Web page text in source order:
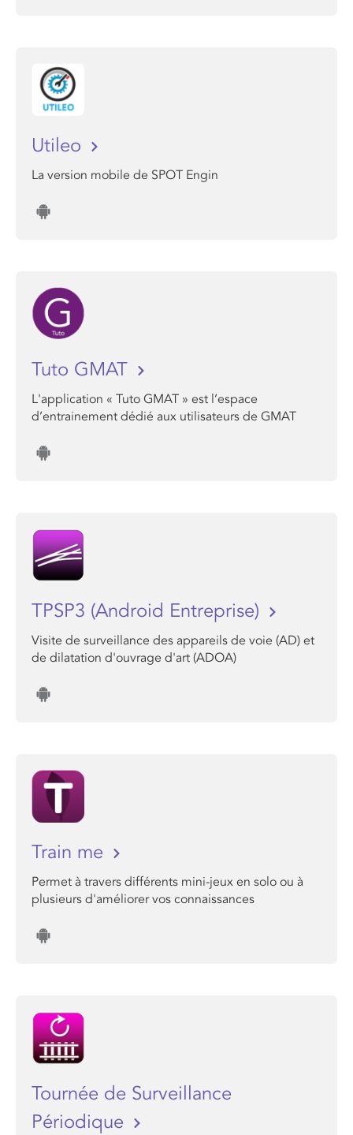
Utileo
La version mobile de SPOT Engin
Tuto GMAT
L'application « Tuto GMAT » est l’espace
d’entrainement dédié aux utilisateurs de GMAT
TPSP3 (Android Entreprise)
Visite de surveillance des appareils de voie (AD) et
de dilatation d'ouvrage d'art (ADOA)
Train me
Permet à travers différents mini-jeux en solo ou à
plusieurs d'améliorer vos connaissances
Tournée de Surveillance
Périodique